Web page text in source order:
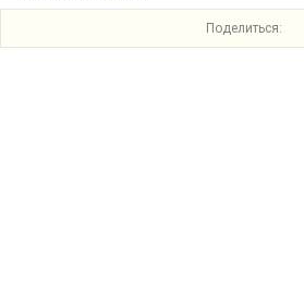
Поделиться: